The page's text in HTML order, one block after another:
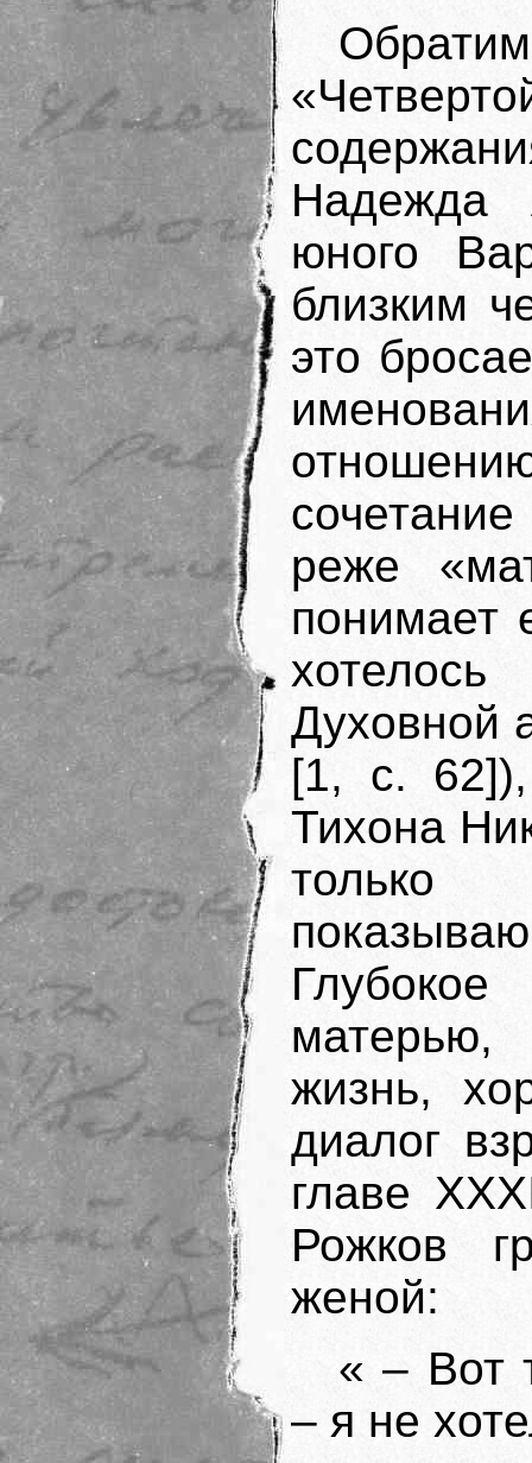
Надежда
юного
близким
это
реже
понимает
Духовной
[1, с.
Тихона
только
жизнь,
диалог
главе
Рожков
женой:
« – Вот
– я не